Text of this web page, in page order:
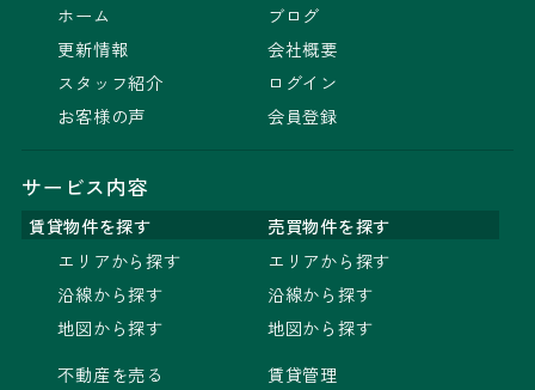
ホーム
更新情報
スタッフ紹介
お客様の声
ブログ
会社概要
ログイン
会員登録
サービス内容
賃貸物件を探す
売買物件を探す
エリアから探す
沿線から探す
地図から探す
不動産を売る
エリアから探す
沿線から探す
地図から探す
賃貸管理